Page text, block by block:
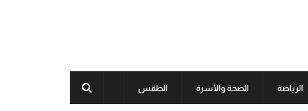
الرياضة الصحة والأسرة الطقس